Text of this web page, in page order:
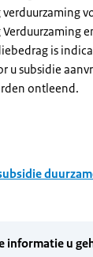
is
u subsidie
ontleend.